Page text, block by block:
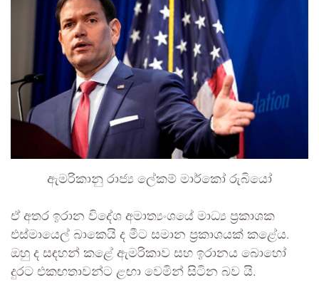
ඇමරිකානු රාජ්‍ය ලේකම් මාර්කෝ රුබියෝ
ඒ අතර ඉරාන විදේශ අමාත්‍යංශයේ මාධ්‍ය ප්‍රකාශක
එස්මායෙල් බාකෙයි ද මීට සමාන ප්‍රකාශයක් කළේය.
ඔහු ද සඳහන් කළේ ඇමරිකාව සහ ඉරානය බොහෝ
දුරට එකඟතාවන්ට ළඟා වෙමින් සිටින බව යි.